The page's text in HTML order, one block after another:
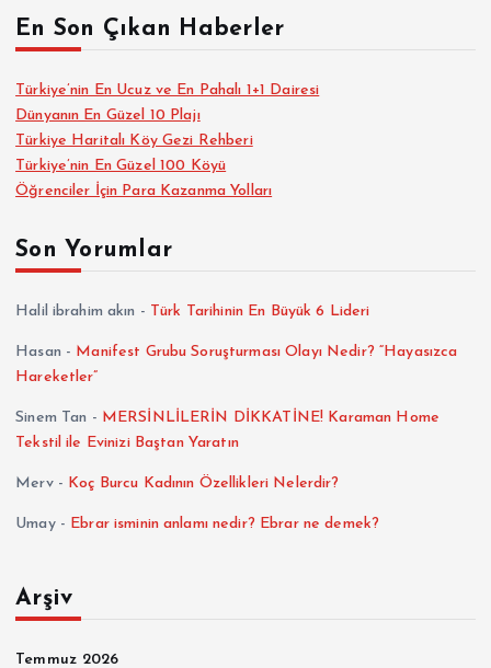
En Son Çıkan Haberler
Türkiye’nin En Ucuz ve En Pahalı 1+1 Dairesi
Dünyanın En Güzel 10 Plajı
Türkiye Haritalı Köy Gezi Rehberi
Türkiye’nin En Güzel 100 Köyü
Öğrenciler İçin Para Kazanma Yolları
Son Yorumlar
Halil ibrahim akın - Türk Tarihinin En Büyük 6 Lideri
Hasan - Manifest Grubu Soruşturması Olayı Nedir? “Hayasızca
Hareketler”
Sinem Tan - MERSİNLİLERİN DİKKATİNE! Karaman Home
Tekstil ile Evinizi Baştan Yaratın
Merv- Koç Burcu Kadının Özellikleri Nelerdir?
Umay- Ebrar isminin anlamı nedir? Ebrar ne demek?
Arşiv
Temmuz 2026